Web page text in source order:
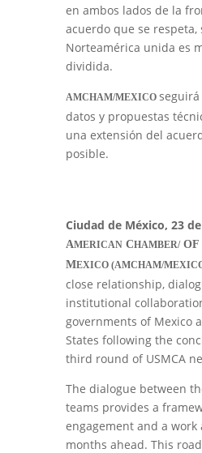
en ambos lados de la
acuerdo que se respeta,
Norteamérica unida es
dividida.
AMCHAM/MEXICO
datos y propuestas
una extensión del
posible.
Ciudad de México, 23
AMERICANCHAMBER/OF
MEXICO (AMCHAM/
close relationship,
institutional
governments of Mexico
States following the
third round of USMCA
The dialogue between
teams provides a
engagement and a work
months ahead. This